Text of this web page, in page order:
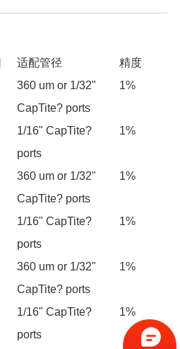
适配管径
精度
360 um or 1/32"
CapTite? ports
1%
1/16" CapTite?
ports
1%
360 um or 1/32"
CapTite? ports
1%
1/16" CapTite?
ports
1%
360 um or 1/32"
CapTite? ports
1%
1/16" CapTite?
ports
1%